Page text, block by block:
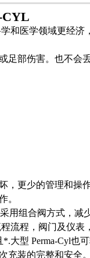
CYL
和医学领域更经济
部伤害。也不会
，更少的管理和操作
。
用组合阀方式，减
流程，阀门及仪表
大型 Perma-Cyl也
充装的完整和安全。